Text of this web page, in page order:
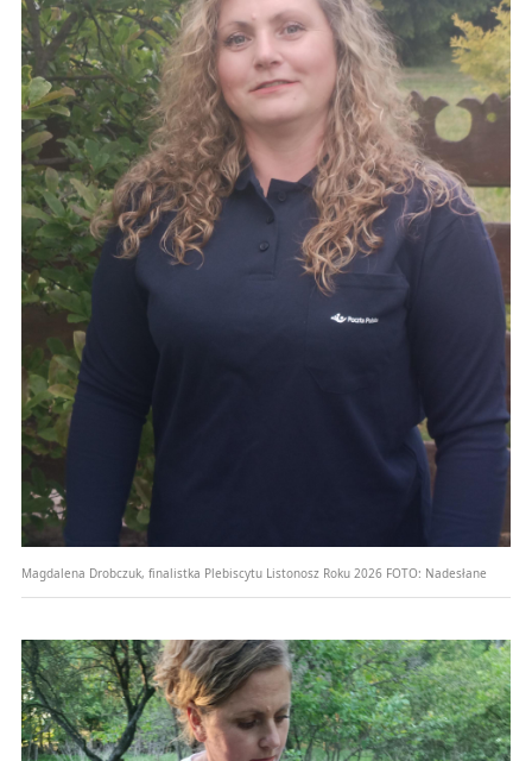
Magdalena Drobczuk, finalistka Plebiscytu Listonosz Roku 2026 FOTO: Nadesłane